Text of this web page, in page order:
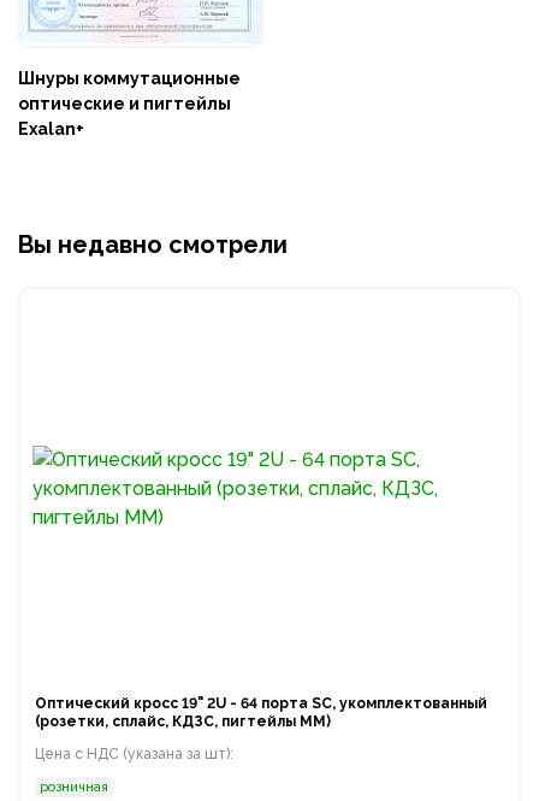
Шнуры коммутационные
оптические и пигтейлы
Exalan+
Вы недавно смотрели
Оптический кросс 19" 2U - 64 порта SC, укомплектованный
(розетки, сплайс, КДЗС, пигтейлы MM)
Цена с НДС (указана за шт):
розничная